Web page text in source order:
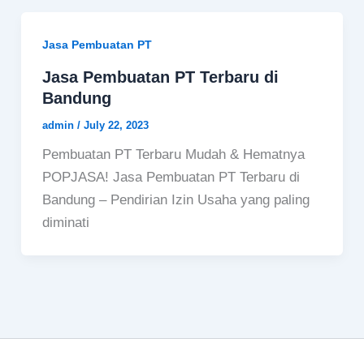
Jasa Pembuatan PT
Jasa Pembuatan PT Terbaru di
Bandung
admin / July 22, 2023
Pembuatan PT Terbaru Mudah & Hematnya
POPJASA! Jasa Pembuatan PT Terbaru di
Bandung – Pendirian Izin Usaha yang paling
diminati